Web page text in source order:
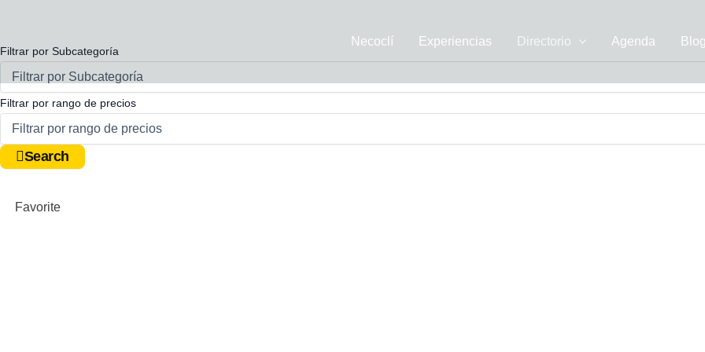
contenido
Necoclí Experiencias Directorio Agenda Blog
Espacio publicitario 1
Informacion de posibles prestadores o terceros que quieran pautar
Ver Más
Filtrar por Subcategoría
Filtrar por rango de precios
Search
Favorite